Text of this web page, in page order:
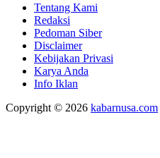
Tentang Kami
Redaksi
Pedoman Siber
Disclaimer
Kebijakan Privasi
Karya Anda
Info Iklan
Copyright © 2026 kabarnusa.com